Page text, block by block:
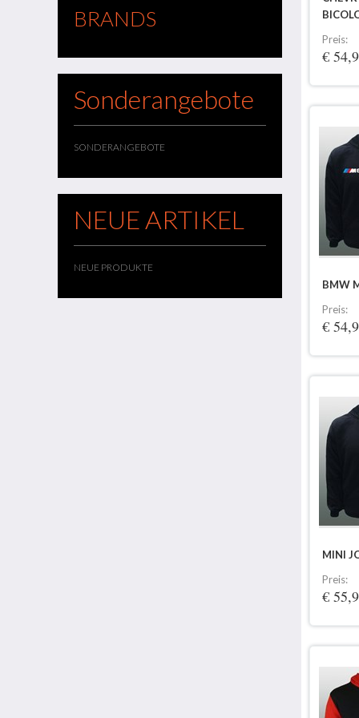
BRANDS
Sonderangebote
SONDERANGEBOTE
NEUE ARTIKEL
NEUE PRODUKTE
Preis:
€
BMW
Preis:
€
MINI
Preis:
€